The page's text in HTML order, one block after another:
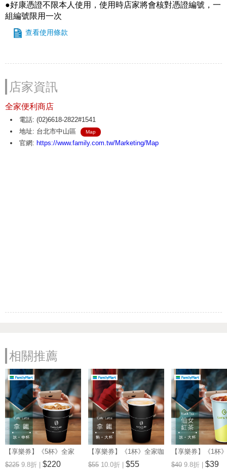
●好康憑證不限本人使用，使用時店家將會核對憑證編號，一
組編號限用一次
查看使用條款
店家資訊
全家便利商店
電話: (02)6618-2822#1541
地址: 台北市中山區
Map
官網: https://www.family.com.tw/Marketing/Map
相關推薦
【享樂券】《5杯》全家
Let's Café-冰拿鐵(中杯)
$225 9.8折 | $220
【享樂券】《1杯》全家咖
啡Let's Café-熱拿鐵(大杯)
$55 10.0折 | $55
【享樂券】《1杯
品茶Let's Tea-冰
(大杯)
$40 9.8折 | $39